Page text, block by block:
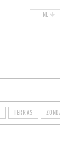
NL
TERRAS ZONDAG